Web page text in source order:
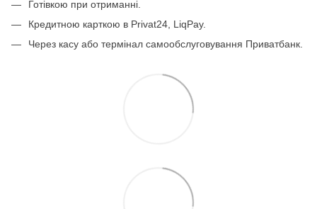
Готівкою при отриманні.
Кредитною карткою в Privat24, LiqPay.
Через касу або термінал самообслуговування Приватбанк.